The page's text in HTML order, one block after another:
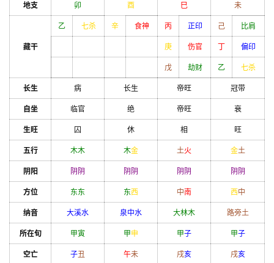
地支 卯 酉 巳 未
藏干
乙 七杀 辛 食神 丙 正印 己 比肩
庚 伤官 丁 偏印
戊 劫财 乙 七杀
长生 病 长生 帝旺 冠带
自坐 临官 绝 帝旺 衰
生旺 囚 休 相 旺
五行 木木 木金 土火 金土
阴阳 阴 阴 阴 阴 阴 阴 阴 阴
方位 东东 东西 中南 西中
纳音 大溪水 泉中水 大林木 路旁土
所在旬 甲寅 甲申 甲子 甲子
空亡 子丑 午未 戌亥 戌亥